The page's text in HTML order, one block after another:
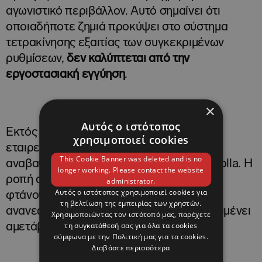
αγωνιστικό περιβάλλον. Αυτό σημαίνει ότι
οποιαδήποτε ζημιά προκύψει στο σύστημα
τετρακίνησης εξαιτίας των συγκεκριμένων
ρυθμίσεων,δεν καλύπτεται από την
εργοστασιακή εγγύηση.
Εκτός από τα software update, η ιαπωνική
εταιρεία ανακοίνωσε και μηχανικές
αναβαθμίσεις για την προ-facelift GR Corolla. Η
ροπή αυξάνεται
από 370 Nm σε 400 Nm
φτάνοντας πλέον στα επίπεδα του
ανανεωμένου μοντέλου, ενώ η ισχύς παραμένει
αμετάβλητη στους304 ίππους.
×
Αυτός ο ιστότοπος
χρησιμοποιεί cookies
This Cookie Banner was deleted and is no
longer working. Please contact the website
administrator.
Αυτός ο ιστότοπος χρησιμοποιεί cookies για
τη βελτίωση της εμπειρίας των χρηστών.
Χρησιμοποιώντας τον ιστότοπό μας, παρέχετε
τη συγκατάθεσή σας για όλα τα cookies
σύμφωνα με την Πολιτική μας για τα cookies.
Διαβάστε περισσότερα